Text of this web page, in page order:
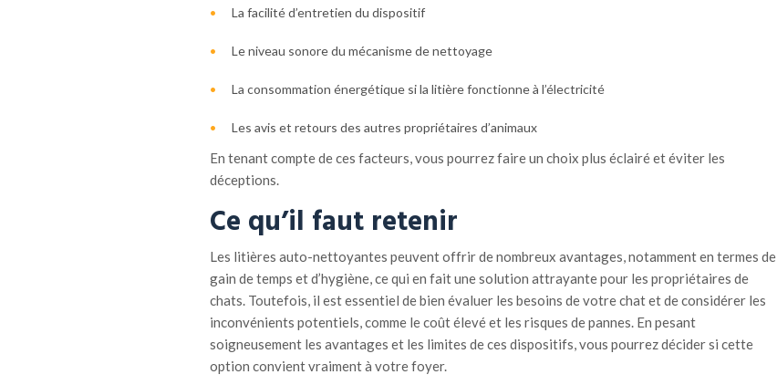
La facilité d’entretien du dispositif
Le niveau sonore du mécanisme de nettoyage
La consommation énergétique si la litière fonctionne à l’électricité
Les avis et retours des autres propriétaires d’animaux
En tenant compte de ces facteurs, vous pourrez faire un choix plus éclairé et éviter les
déceptions.
Ce qu’il faut retenir
Les litières auto-nettoyantes peuvent offrir de nombreux avantages, notamment en termes de
gain de temps et d’hygiène, ce qui en fait une solution attrayante pour les propriétaires de
chats. Toutefois, il est essentiel de bien évaluer les besoins de votre chat et de considérer les
inconvénients potentiels, comme le coût élevé et les risques de pannes. En pesant
soigneusement les avantages et les limites de ces dispositifs, vous pourrez décider si cette
option convient vraiment à votre foyer.